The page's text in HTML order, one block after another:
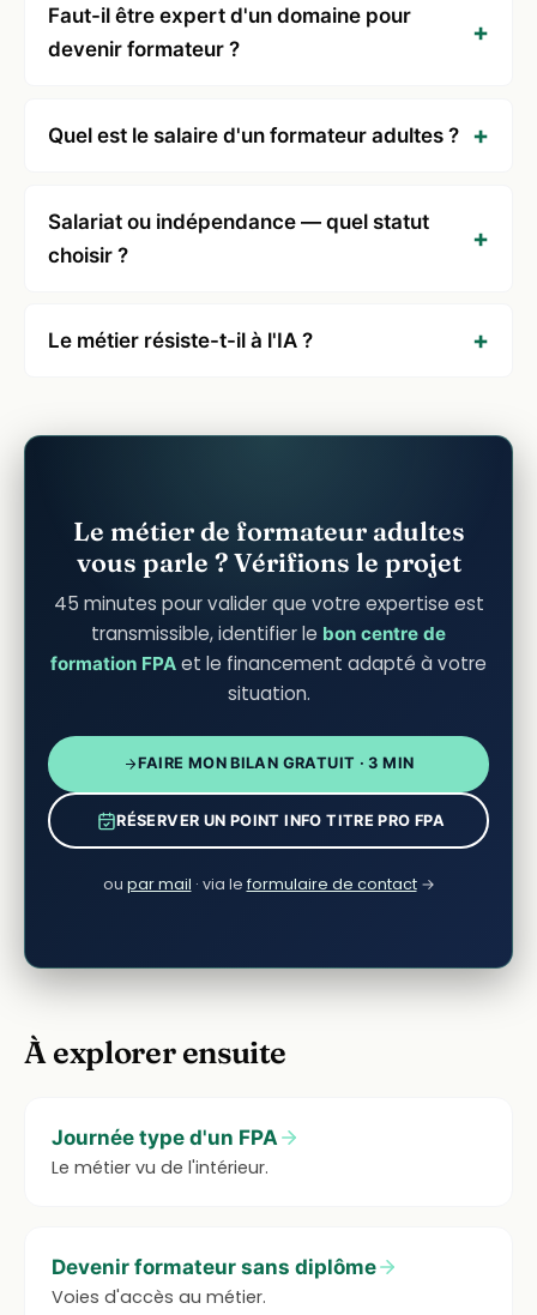
Faut-il être expert d'un domaine pour
devenir formateur ?
Quel est le salaire d'un formateur adultes ?
Salariat ou indépendance — quel statut
choisir ?
Le métier résiste-t-il à l'IA ?
Le métier de formateur adultes
vous parle ? Vérifions le projet
45 minutes pour valider que votre expertise est
transmissible, identifier le bon centre de
formation FPA et le financement adapté à votre
situation.
FAIRE MON BILAN GRATUIT · 3 MIN
RÉSERVER UN POINT INFO TITRE PRO FPA
ou par mail · via le formulaire de contact→
À explorer ensuite
Journée type d'un FPA
Le métier vu de l'intérieur.
Devenir formateur sans diplôme
Voies d'accès au métier.